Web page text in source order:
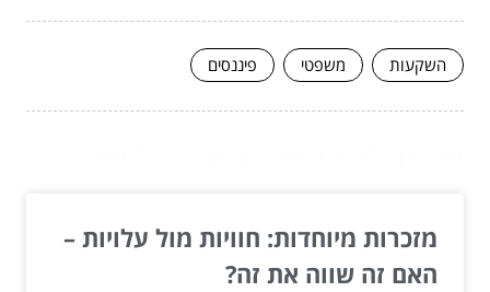
השקעות משפטי פיננסים
מזכרות מיוחדות: חוויות מול עלויות –
האם זה שווה את זה?